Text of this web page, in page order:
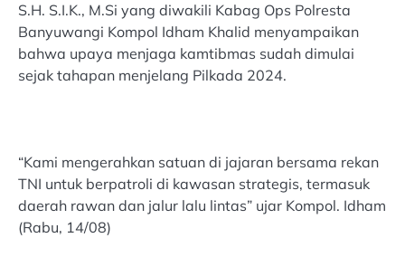
S.H. S.I.K., M.Si yang diwakili Kabag Ops Polresta
Banyuwangi Kompol Idham Khalid menyampaikan
bahwa upaya menjaga kamtibmas sudah dimulai
sejak tahapan menjelang Pilkada 2024.
“Kami mengerahkan satuan di jajaran bersama rekan
TNI untuk berpatroli di kawasan strategis, termasuk
daerah rawan dan jalur lalu lintas” ujar Kompol. Idham
(Rabu, 14/08)